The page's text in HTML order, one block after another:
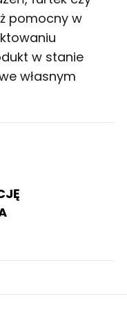
pomocny w
w stanie
własnym